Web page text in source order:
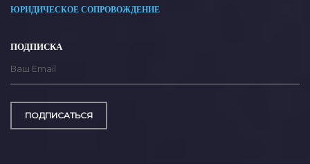
ЮРИДИЧЕСКОЕ СОПРОВОЖДЕНИЕ
ПОДПИСКА
ПОДПИСАТЬСЯ